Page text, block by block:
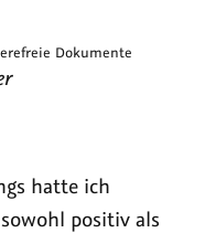
hatte ich
positiv als
Dokumente